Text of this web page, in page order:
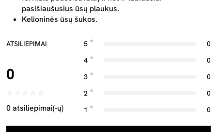
pasišiaušusius ūsų plaukus.
Kelioninės ūsų šukos.
ATSILIEPIMAI
0
0 atsiliepimai(-ų)
5
0
4
0
3
0
2
0
1
0